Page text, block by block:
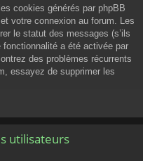
cookies générés par phpBB
votre connexion au forum. Les
le statut des messages (s’ils
a été activée par
des problèmes récurrents
essayez de supprimer les
utilisateurs